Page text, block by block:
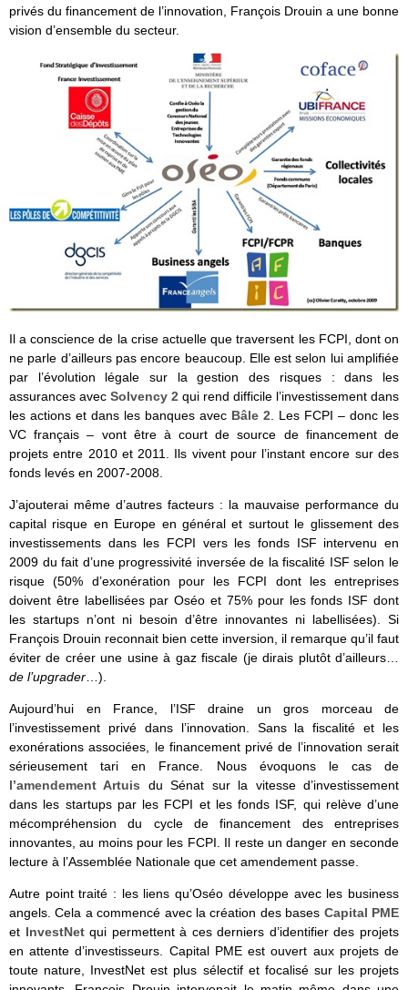
privés du financement de l’innovation, François Drouin a une bonne
vision d’ensemble du secteur.
Il a conscience de la crise actuelle que traversent les FCPI, dont on
ne parle d’ailleurs pas encore beaucoup. Elle est selon lui amplifiée
par l’évolution légale sur la gestion des risques : dans les
assurances avec Solvency 2 qui rend difficile l’investissement dans
les actions et dans les banques avec Bâle 2 . Les FCPI – donc les
VC français – vont être à court de source de financement de
projets entre 2010 et 2011. Ils vivent pour l’instant encore sur des
fonds levés en 2007-2008.
J’ajouterai même d’autres facteurs : la mauvaise performance du
capital risque en Europe en général et surtout le glissement des
investissements dans les FCPI vers les fonds ISF intervenu en
2009 du fait d’une progressivité inversée de la fiscalité ISF selon le
risque (50% d’exonération pour les FCPI dont les entreprises
doivent être labellisées par Oséo et 75% pour les fonds ISF dont
les startups n’ont ni besoin d’être innovantes ni labellisées). Si
François Drouin reconnait bien cette inversion, il remarque qu’il faut
éviter de créer une usine à gaz fiscale (je dirais plutôt d’ailleurs…
de l’upgrader…).
Aujourd’hui en France, l’ISF draine un gros morceau de
l’investissement privé dans l’innovation. Sans la fiscalité et les
exonérations associées, le financement privé de l’innovation serait
sérieusement tari en France. Nous évoquons le cas de
l’amendement Artuis du Sénat sur la vitesse d’investissement
dans les startups par les FCPI et les fonds ISF, qui relève d’une
mécompréhension du cycle de financement des entreprises
innovantes, au moins pour les FCPI. Il reste un danger en seconde
lecture à l’Assemblée Nationale que cet amendement passe.
Autre point traité : les liens qu’Oséo développe avec les business
angels. Cela a commencé avec la création des bases Capital PME
et InvestNetqui permettent à ces derniers d’identifier des projets
en attente d’investisseurs. Capital PME est ouvert aux projets de
toute nature, InvestNet est plus sélectif et focalisé sur les projets